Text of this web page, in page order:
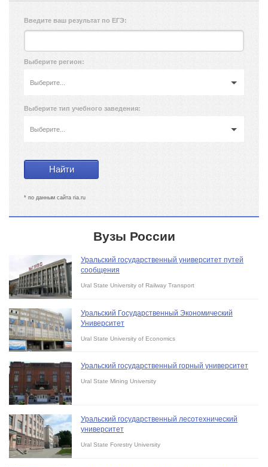
Введите ваш результат по ЕГЭ:
Выберите регион:
Выберите...
Выберите тип учебного заведения:
Выберите...
* по данным сайта ria.ru
Вузы России
Уральский государственный университет путей
сообщения
Ural State University of Railway Transport
Уральский Государственный Экономический
Университет
Ural State University of Economics
Уральский государственный горный университет
Ural State Mining University
Уральский государственный лесотехнический
университет
Ural State Forestry University